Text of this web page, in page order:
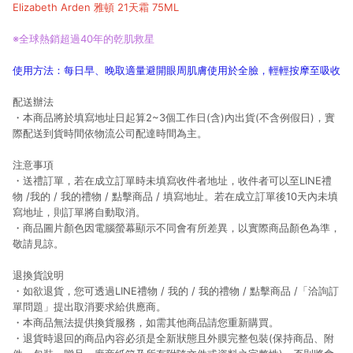
Elizabeth Arden 雅頓 21天霜 75ML
※全球熱銷超過40年的乾肌救星
使用方法：每日早、晚取適量避開眼周肌膚使用於全臉，輕輕按摩至吸收
配送辦法
・本商品將於填寫地址日起算2~3個⼯作日(含)內出貨(不含例假日)，實
際配送到貨時間依物流公司配達時間為主。
注意事項
・送禮訂單，若在成立訂單時未填寫收件者地址，收件者可以至LINE禮
物 /我的 / 我的禮物 / 點擊商品 / 填寫地址。若在成立訂單後10天內未填
寫地址，則訂單將自動取消。
・商品圖片顏色因電腦螢幕顯示不同會有所差異，以實際商品顏色為準，
敬請見諒。
退換貨說明
・如欲退貨，您可透過LINE禮物 / 我的 / 我的禮物 / 點擊商品 /「洽詢訂
單問題」提出取消要求給供應商。
・本商品無法提供換貨服務，如需其他商品請您重新購買。
・退貨時退回的商品內容必須是全新狀態且外膜完整包裝(保持商品、附